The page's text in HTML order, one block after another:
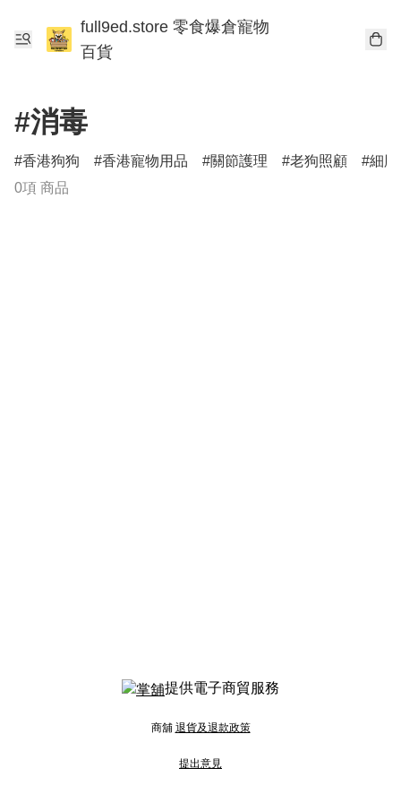
full9ed.store 零食爆倉寵物
百貨
#消毒
香港狗狗 香港寵物用品 關節護理 老狗照顧
細
0項 商品
提供電子商貿服務
商舖 退貨及退款政策
提出意見